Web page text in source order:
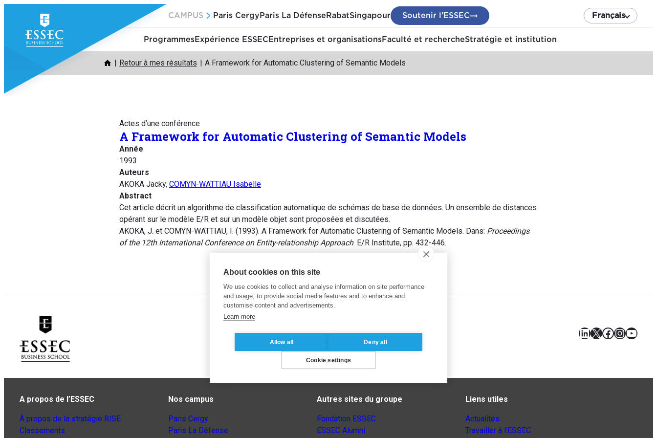
contenu
CAMPUS Paris Cergy Paris La Défense RabatSingapour Soutenir l’ESSEC Français
ProgrammesExpérience ESSEC Entreprises et organisationsFaculté et rechercheStratégie et institution
Retour à mes résultats A Framework for Automatic Clustering of Semantic Models
Actes d’une conférence
A Framework for Automatic Clustering of Semantic Models
Année
1993
Auteurs
AKOKA Jacky, COMYN-WATTIAU Isabelle
Abstract
Cet article décrit un algorithme de classification automatique de schémas de base de données. Un ensemble de distances
opérant sur le modèle E/R et sur un modèle objet sont proposées et discutées.
AKOKA, J. et COMYN-WATTIAU, I. (1993). A Framework for Automatic Clustering of Semantic Models. Dans: Proceedings
of the 12th International Conference on Entity-relationship Approach. E/R Institute, pp. 432-446.
LinkedIn
X Facebook
A propos de l’ESSEC
À propos de la stratégie RISE
Classements
Nos campus
Paris Cergy
Paris La Défense
Autres sites du groupe
Fondation ESSEC
ESSEC Alumni
Liens utiles
Actualités
Travailler à l’ESSEC
About cookies on this site
We use cookies to collect and analyse information on site performance
and usage, to provide social media features and to enhance and
customise content and advertisements.
Learn more
Allow all Deny all
Cookie settings